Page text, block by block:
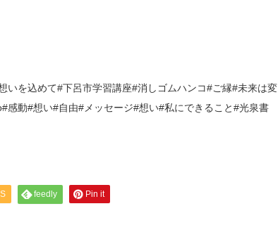
を込めて#下呂市学習講座#消しゴムハンコ#ご縁#未来は変
動#想い#自由#メッセージ#想い#私にできること#光泉書
feedly Pin it